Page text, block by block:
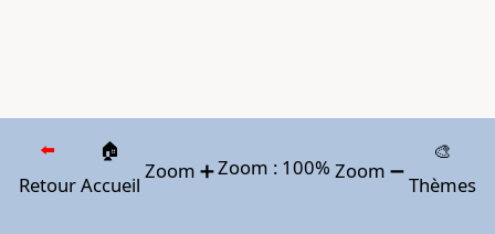
⬅️
Retour
🏠
Accueil
Zoom ➕Zoom : 100% Zoom ➖
🎨
Thèmes